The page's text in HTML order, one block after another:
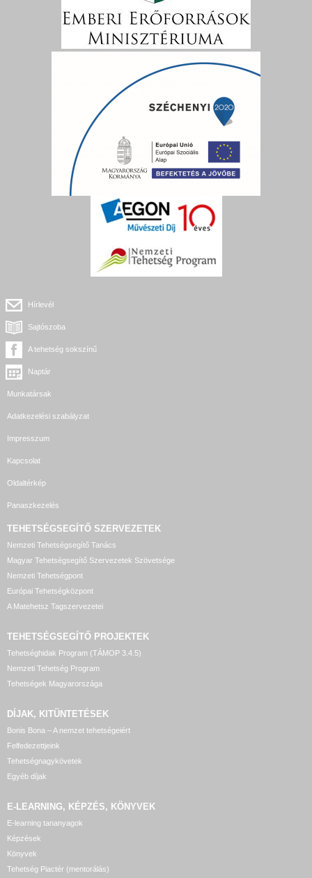
Hírlevél
Sajtószoba
A tehetség sokszínű
Naptár
Munkatársak
Adatkezelési szabályzat
Impresszum
Kapcsolat
Oldaltérkép
Panaszkezelés
TEHETSÉGSEGÍTŐ SZERVEZETEK
Nemzeti Tehetségsegítő Tanács
Magyar Tehetségsegítő Szervezetek Szövetsége
Nemzeti Tehetségpont
Európai Tehetségközpont
A Matehetsz Tagszervezetei
TEHETSÉGSEGÍTŐ PROJEKTEK
Tehetséghidak Program (TÁMOP 3.4.5)
Nemzeti Tehetség Program
Tehetségek Magyarországa
DÍJAK, KITÜNTETÉSEK
Bonis Bona – A nemzet tehetségeiért
Felfedezettjeink
Tehetségnagykövetek
Egyéb díjak
E-LEARNING, KÉPZÉS, KÖNYVEK
E-learning tananyagok
Képzések
Könyvek
Tehetség Piactér (mentorálás)